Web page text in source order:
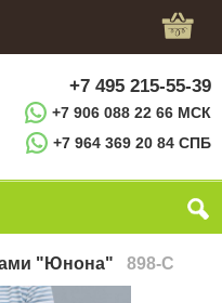
+7 495 215-55-39
+7 906 088 22 66 МСК
+7 964 369 20 84 СПБ
"Юнона" 898-C